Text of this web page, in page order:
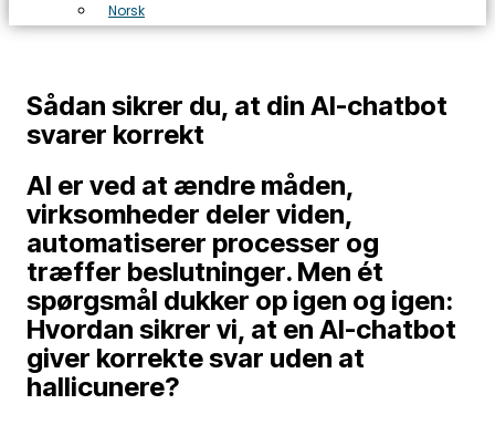
Norsk
Sådan sikrer du, at din AI-chatbot
svarer korrekt
AI er ved at ændre måden,
virksomheder deler viden,
automatiserer processer og
træffer beslutninger. Men ét
spørgsmål dukker op igen og igen:
Hvordan sikrer vi, at en AI-chatbot
giver korrekte svar uden at
hallicunere?